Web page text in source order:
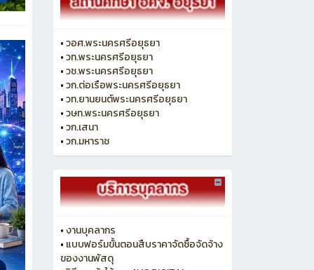
•วอศ.พระนครศรีอยุธยา
•วท.พระนครศรีอยุธยา
•วช.พระนครศรีอยุธยา
•วก.ต่อเรือพระนครศรีอยุธยา
•วท.ยานยนต์พระนครศรีอยุธยา
•วษท.พระนครศรีอยุธยา
•วก.เสนา
•วก.มหาราช
•งานบุคลากร
• แบบฟอร์มขั้นตอนสืบราคาจัดซื้อจัดจ้าง
ของงานพัสดุ